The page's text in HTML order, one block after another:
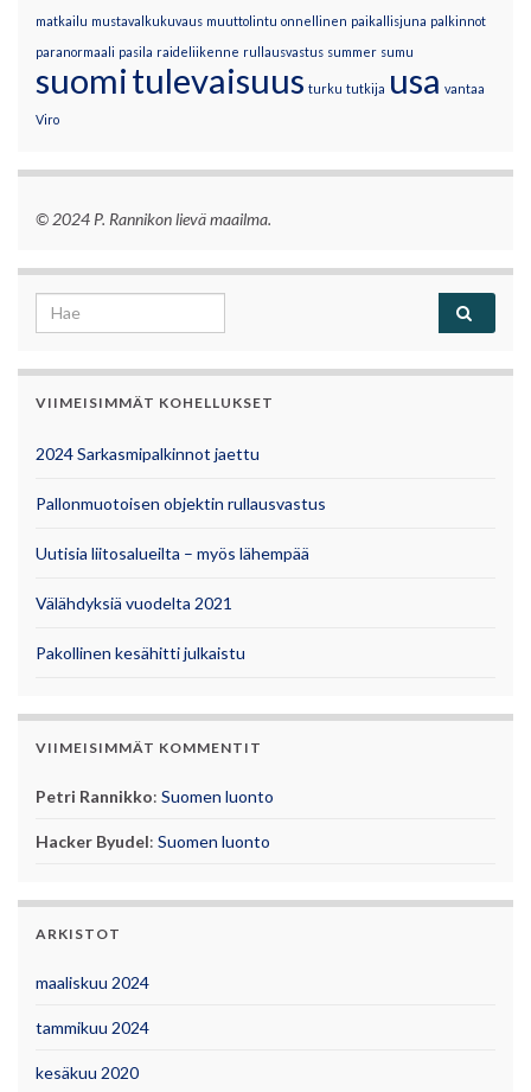
matkailu mustavalkukuvaus muuttolintu onnellinen paikallisjuna palkinnot
paranormaali pasila raideliikenne rullausvastus summer sumu
suomitulevaisuus turku tutkija usa vantaa
Viro
© 2024 P. Rannikon lievä maailma.
Search for:
VIIMEISIMMÄT KOHELLUKSET
2024 Sarkasmipalkinnot jaettu
Pallonmuotoisen objektin rullausvastus
Uutisia liitosalueilta – myös lähempää
Välähdyksiä vuodelta 2021
Pakollinen kesähitti julkaistu
VIIMEISIMMÄT KOMMENTIT
Petri Rannikko: Suomen luonto
Hacker Byudel: Suomen luonto
ARKISTOT
maaliskuu 2024
tammikuu 2024
kesäkuu 2020